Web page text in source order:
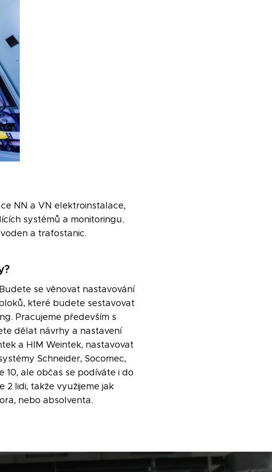
NN a VN elektroinstalace,
systémů a monitoringu.
a trafostanic.
se věnovat nastavování
které budete sestavovat
Pracujeme především s
dělat návrhy a nastavení
a HIM Weintek, nastavovat
Schneider, Socomec,
10, ale občas se podíváte i do
2 lidi, takže využijeme jak
nebo absolventa.